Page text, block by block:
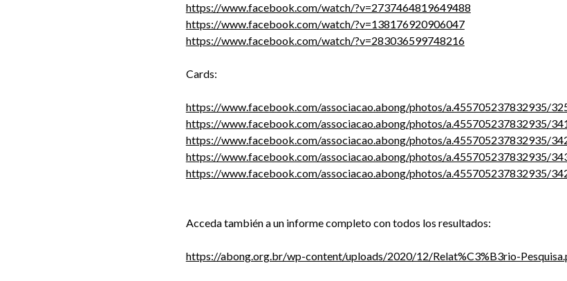
https://www.facebook.com/watch/?v=2737464819649488
https://www.facebook.com/watch/?v=138176920906047
https://www.facebook.com/watch/?v=283036599748216
Cards:
https://www.facebook.com/associacao.abong/photos/a.455705237832935/
https://www.facebook.com/associacao.abong/photos/a.455705237832935/
https://www.facebook.com/associacao.abong/photos/a.455705237832935/
https://www.facebook.com/associacao.abong/photos/a.455705237832935/
https://www.facebook.com/associacao.abong/photos/a.455705237832935/
Acceda también a un informe completo con todos los resultados:
https://abong.org.br/wp-content/uploads/2020/12/Relat%C3%B3rio-